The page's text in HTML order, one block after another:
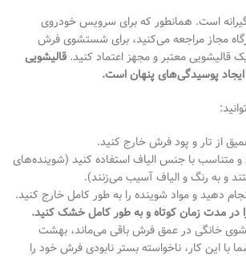
است. همانطور که برای سرویس خودروی
مجاز مراجعه می‌کنید، برای شستشوی فرش
قالیشویی معتبر و مجهز اعتماد کنید. قالیشویی
پوسیدگی‌های پنهان است.
از تار و پود فرش خارج کنید.
و متناسب با جنس الیاف استفاده کنید (شوینده‌های
و به رنگ و الیاف آسیب می‌زنند).
دهید و مواد شوینده را به طور کامل خارج کنید.
در مدت زمان کوتاه و به طور کامل خشک کنید.
خانگی در عمق فرش باقی می‌ماند، بهشت
این کار، ناخواسته بستر نابودی فرش خود را